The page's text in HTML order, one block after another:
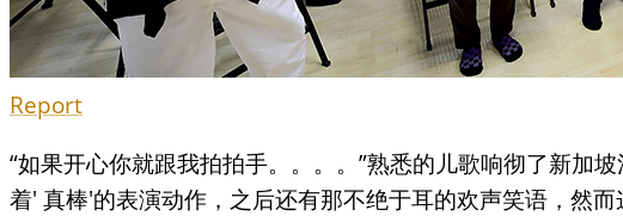
Report
“如果开心你就跟我拍拍手。。。。”熟悉的儿歌响彻了新加
着' 真棒'的表演动作，之后还有那不绝于耳的欢声笑语，然